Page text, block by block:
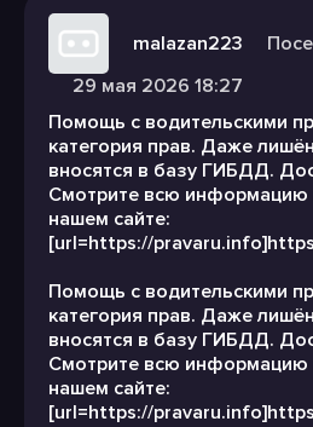
malazan223
29 мая 2026 18:27
Помощь с водительскими
категория прав. Даже
вносятся в базу ГИБДД.
Смотрите всю информацию
нашем сайте:
[url=https://
Помощь с водительскими
категория прав. Даже
вносятся в базу ГИБДД.
Смотрите всю информацию
нашем сайте:
[url=https://